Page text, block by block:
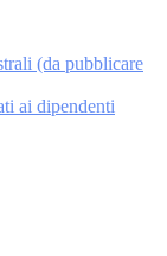
(da pubblicare
ai dipendenti